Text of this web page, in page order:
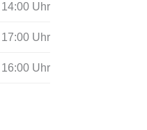
Uhr
Uhr
Uhr